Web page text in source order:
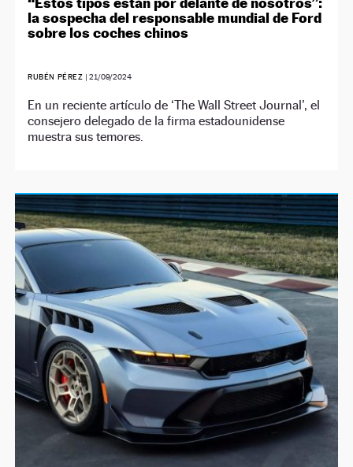
la sospecha del responsable mundial de Ford
sobre los coches chinos
RUBÉN PÉREZ |21/09/2024
En un reciente artículo de ‘The Wall Street Journal’, el
consejero delegado de la firma estadounidense
muestra sus temores.